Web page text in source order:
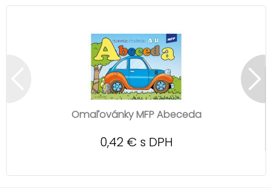
Omaľovánky MFP Abeceda
0,42 € s DPH